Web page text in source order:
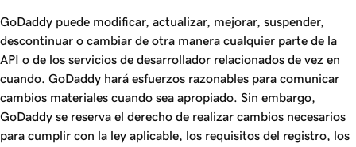
GoDaddy puede modificar, actualizar, mejorar, suspender,
descontinuar o cambiar de otra manera cualquier parte de la
API o de los servicios de desarrollador relacionados de vez en
cuando. GoDaddy hará esfuerzos razonables para comunicar
cambios materiales cuando sea apropiado. Sin embargo,
GoDaddy se reserva el derecho de realizar cambios necesarios
para cumplir con la ley aplicable, los requisitos del registro, los